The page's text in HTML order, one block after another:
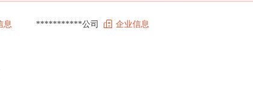
息 ***********公司 企业信息